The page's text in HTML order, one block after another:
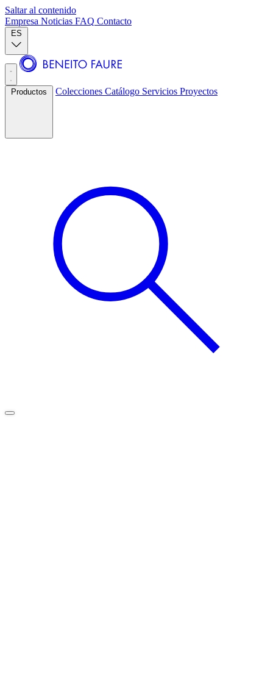
Saltar al contenido
Empresa Noticias FAQ Contacto
ES
Productos Colecciones Catálogo Servicios Proyectos